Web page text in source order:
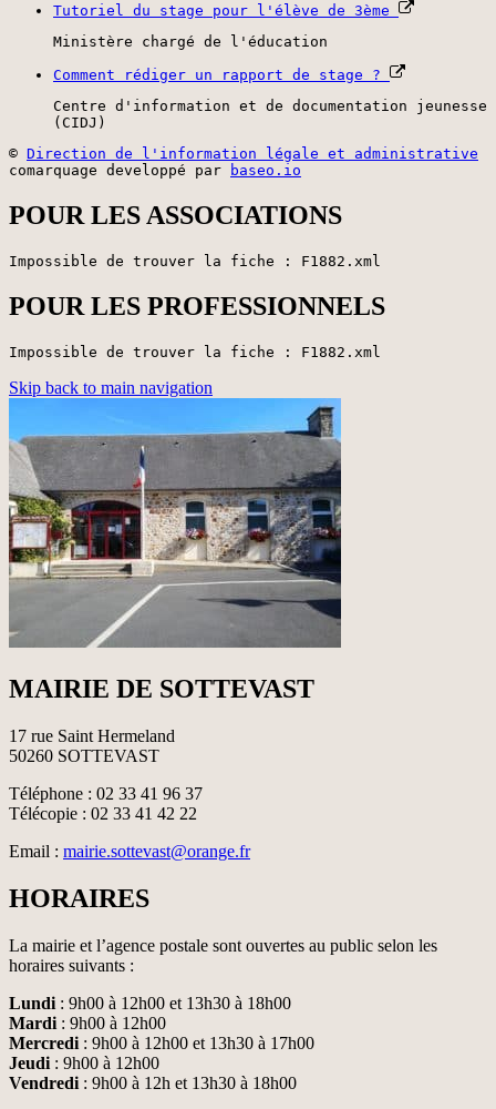
Tutoriel du stage pour l'élève de 3ème
Ministère chargé de l'éducation
Comment rédiger un rapport de stage ?
Centre d'information et de documentation jeunesse
(CIDJ)
© Direction de l'information légale et administrative
comarquage developpé par
baseo.io
POUR LES ASSOCIATIONS
Impossible de trouver la fiche : F1882.xml
POUR LES PROFESSIONNELS
Impossible de trouver la fiche : F1882.xml
Skip back to main navigation
MAIRIE DE SOTTEVAST
17 rue Saint Hermeland
50260 SOTTEVAST
Téléphone : 02 33 41 96 37
Télécopie : 02 33 41 42 22
Email : mairie.sottevast@orange.fr
HORAIRES
La mairie et l’agence postale sont ouvertes au public selon les
horaires suivants :
Lundi : 9h00 à 12h00 et 13h30 à 18h00
Mardi : 9h00 à 12h00
Mercredi : 9h00 à 12h00 et 13h30 à 17h00
Jeudi : 9h00 à 12h00
Vendredi : 9h00 à 12h et 13h30 à 18h00